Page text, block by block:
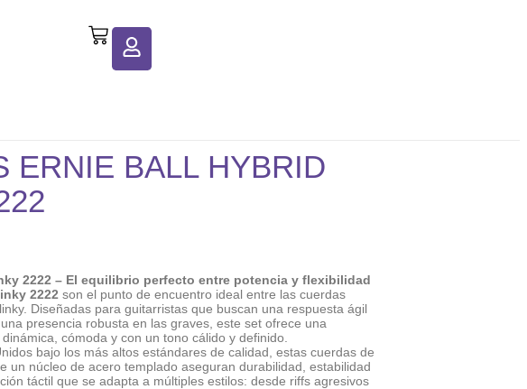
ERNIE BALL HYBRID
2222 – El equilibrio perfecto entre potencia y flexibilidad
2222 son el punto de encuentro ideal entre las cuerdas
Diseñadas para guitarristas que buscan una respuesta ágil
presencia robusta en las graves, este set ofrece una
cómoda y con un tono cálido y definido.
bajo los más altos estándares de calidad, estas cuerdas de
un núcleo de acero templado aseguran durabilidad, estabilidad
táctil que se adapta a múltiples estilos: desde riffs agresivos